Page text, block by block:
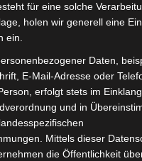
der Stadt
die Räume mit
gezeigt und
mit der mobil
oder Computer –
für eine solche
holen wir generell eine
ein.
Daten,
E-Mail-Adresse oder
erfolgt stets im
und in
Mittels dieser
die Öffentlichkeit